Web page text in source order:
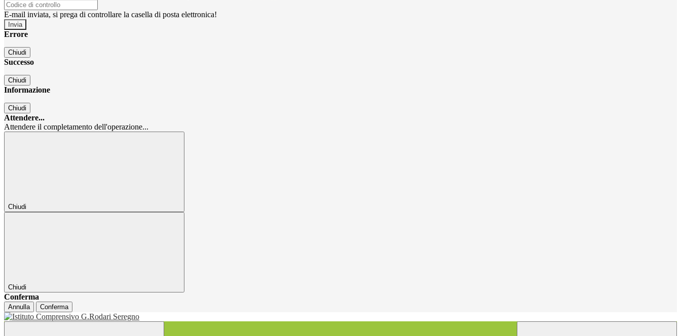
E-mail inviata, si prega di controllare la casella di posta elettronica!
Errore
Chiudi
Successo
Chiudi
Informazione
Chiudi
Attendere...
Attendere il completamento dell'operazione...
Chiudi
Chiudi
Conferma
Annulla Conferma